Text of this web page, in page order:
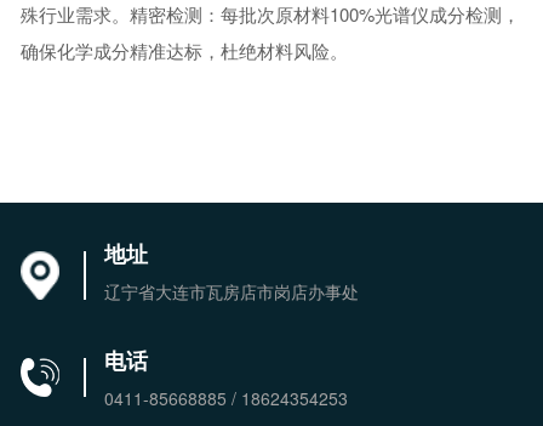
殊行业需求。精密检测：每批次原材料100%光谱仪成分检测，
确保化学成分精准达标，杜绝材料风险。
地址
辽宁省大连市瓦房店市岗店办事处
电话
0411-85668885 / 18624354253